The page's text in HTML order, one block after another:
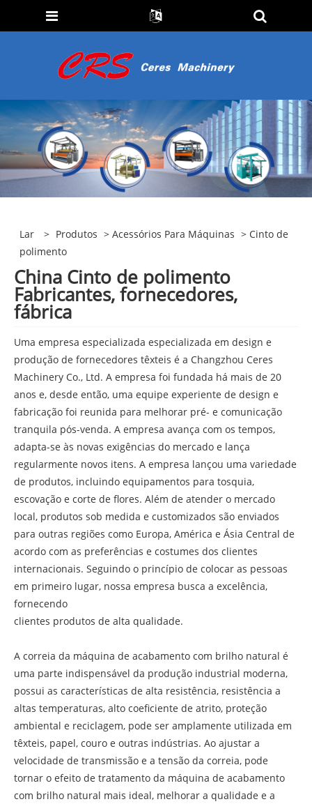
Lar > Produtos >Acessórios Para Máquinas > Cinto de
polimento
China Cinto de polimento
Fabricantes, fornecedores,
fábrica
Uma empresa especializada especializada em design e
produção de fornecedores têxteis é a Changzhou Ceres
Machinery Co., Ltd. A empresa foi fundada há mais de 20
anos e, desde então, uma equipe experiente de design e
fabricação foi reunida para melhorar pré- e comunicação
tranquila pós-venda. A empresa avança com os tempos,
adapta-se às novas exigências do mercado e lança
regularmente novos itens. A empresa lançou uma variedade
de produtos, incluindo equipamentos para tosquia,
escovação e corte de flores. Além de atender o mercado
local, produtos sob medida e customizados são enviados
para outras regiões como Europa, América e Ásia Central de
acordo com as preferências e costumes dos clientes
internacionais. Seguindo o princípio de colocar as pessoas
em primeiro lugar, nossa empresa busca a excelência,
fornecendo
clientes produtos de alta qualidade.
A correia da máquina de acabamento com brilho natural é
uma parte indispensável da produção industrial moderna,
possui as características de alta resistência, resistência a
altas temperaturas, alto coeficiente de atrito, proteção
ambiental e reciclagem, pode ser amplamente utilizada em
têxteis, papel, couro e outras indústrias. Ao ajustar a
velocidade de transmissão e a tensão da correia, pode
tornar o efeito de tratamento da máquina de acabamento
com brilho natural mais ideal, melhorar a qualidade e a